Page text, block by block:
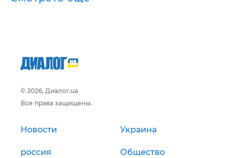
© 2026, Диалог.ua
Все права защищены.
Новости Украина
россия Общество